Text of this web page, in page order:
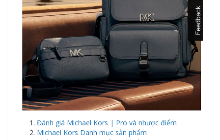
Đánh giá Michael Kors | Pro và nhược điểm
Michael Kors Danh mục sản phẩm